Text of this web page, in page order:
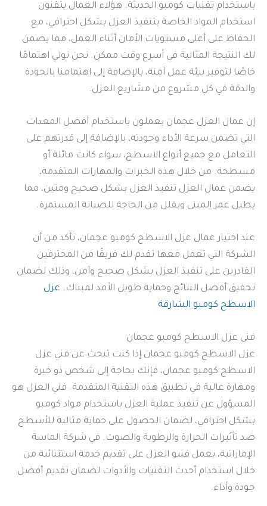
باستخدام تقنيات كومبو الحديثة. هؤلاء العمال يتقنون
استخدام المواد الخاصة بتنفيذ العزل بشكل احترافي، مع
الحفاظ على أعلى مستويات الأمان أثناء العمل، مما يضمن
لك النتيجة المثالية في أسرع وقت ممكن. نحن نولي اهتمامًا
خاصًا لتوفير بيئة عمل آمنة، بالإضافة إلى اهتمامنا بالجودة
والدقة في كل مشروع من مشاريع العزل.
إن عمال العزل عجمان يعملون باستخدام أفضل المعدات
التي تضمن سرعة الأداء وجودته، بالإضافة إلى قدرتهم على
التعامل مع جميع أنواع الاسطح، سواء كانت مائلة أو
مسطحة. من خلال هذه الخبرات والمهارات المتقدمة،
يضمن عمال العزل تنفيذ العزل بشكل صحيح ومتين، مما
يطيل عمر المبنى ويقلل من الحاجة للصيانة المستمرة.
عند اختيار عمال عزل الاسطح كومبو عجمان، تأكد من أن
الشركة التي تعمل معها تقدم لك فريقًا من المحترفين
القادرين على تنفيذ العزل بشكل صحيح وآمن، وذلك لضمان
تحقيق أفضل النتائج وحماية طويل الأمد لمبناك. عزل
الاسطح كومبو الشارقة
فني عزل الاسطح كومبو عجمان
عزل الاسطح كومبو عجمان إذا كنت تبحث عن فني عزل
الاسطح كومبو عجمان، فإنك بحاجة إلى شخص ذو خبرة
ومهارة عالية في تطبيق هذه التقنية المتقدمة. فني العزل هو
المسؤول عن تنفيذ عملية العزل باستخدام مواد كومبو
بشكل احترافي، لضمان الحصول على حماية مثالية للأسطح
ضد تأثيرات الحرارة والرطوبة والصوت. في شركة الماسة
الإماراتية، يعمل فنيو العزل على تقديم خدمة استثنائية من
خلال استخدام أحدث التقنيات والأدوات لضمان تقديم أفضل
جودة وأداء.